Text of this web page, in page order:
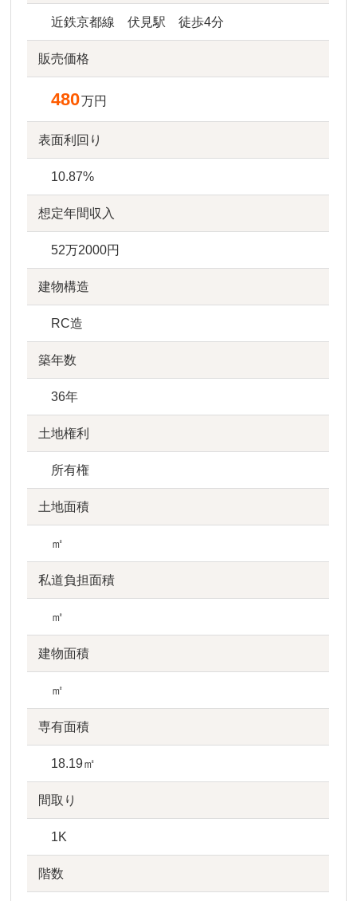
近鉄京都線 伏見駅 徒歩4分
販売価格
480 万円
表面利回り
10.87%
想定年間収入
52万2000円
建物構造
RC造
築年数
36年
土地権利
所有権
土地面積
㎡
私道負担面積
㎡
建物面積
㎡
専有面積
18.19㎡
間取り
1K
階数